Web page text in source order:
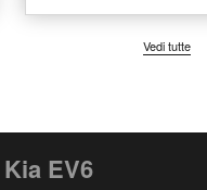
Vedi tutte
EV6